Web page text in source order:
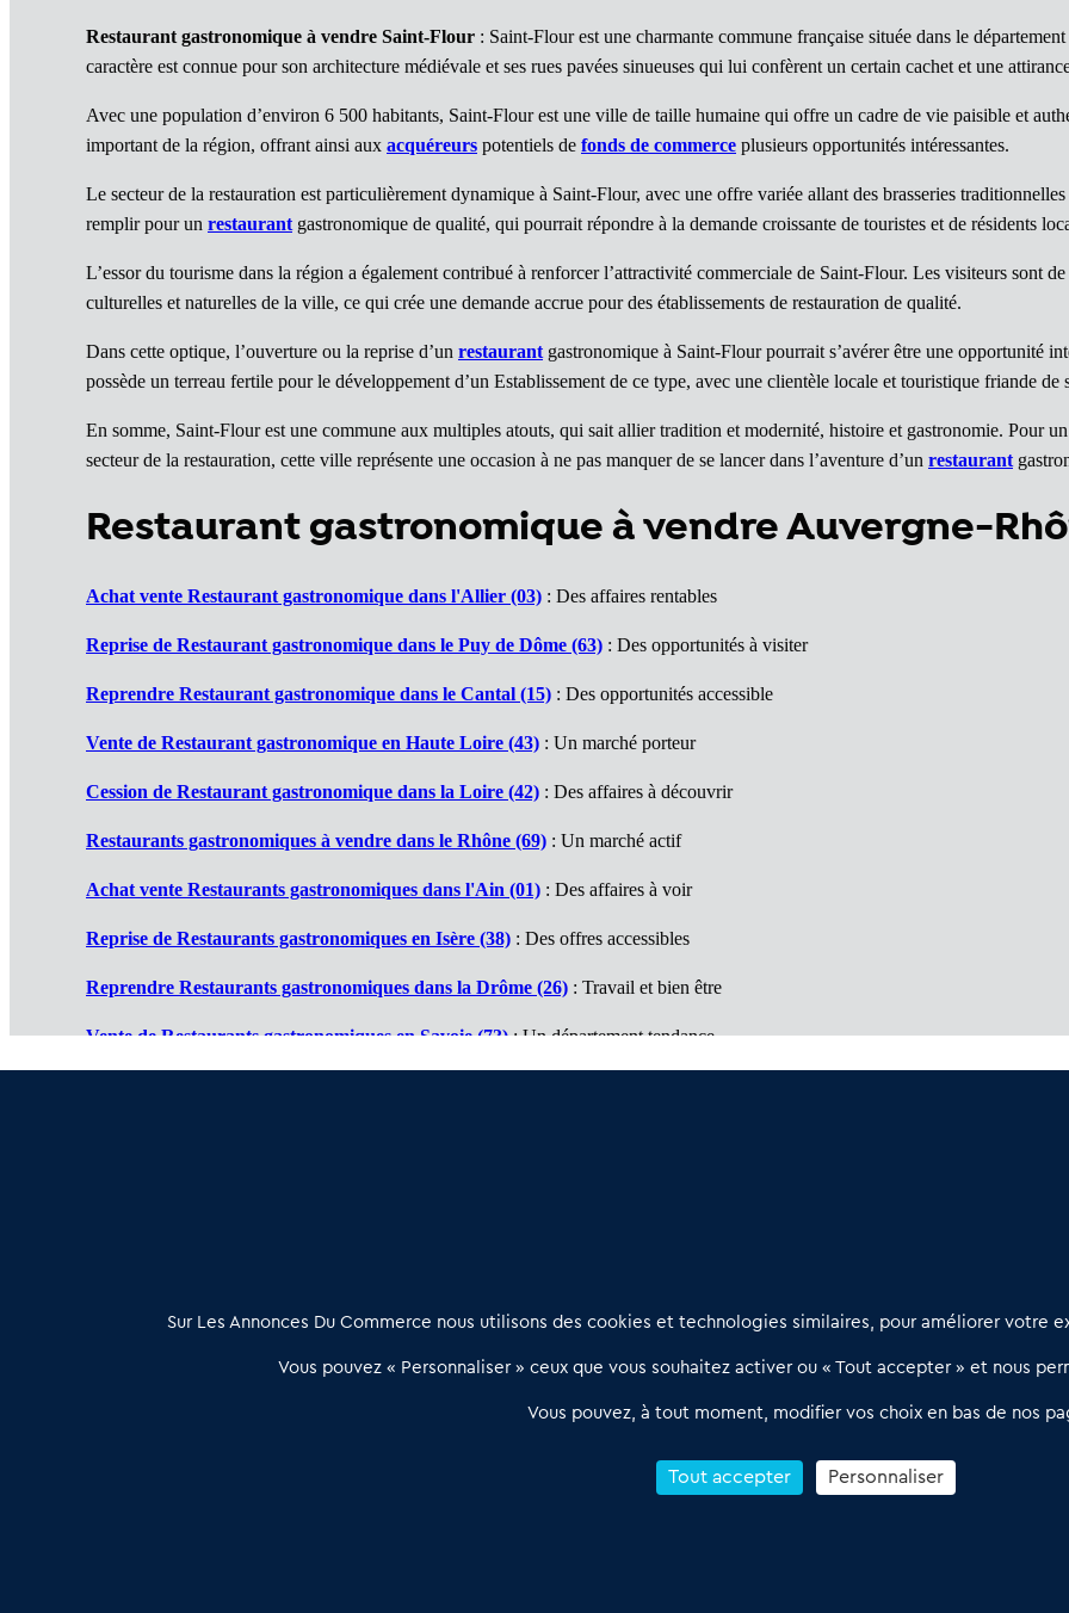
Restaurant gastronomique à vendre Saint-Flour : Saint-Flour est une charmante commune française située dans le
caractère est connue pour son architecture médiévale et ses rues pavées sinueuses qui lui confèrent un certain cachet et une
Avec une population d’environ 6 500 habitants, Saint-Flour est une ville de taille humaine qui offre un cadre de vie paisible et
important de la région, offrant ainsi aux acquéreurs potentiels de fonds de commerce plusieurs opportunités intéressantes.
Le secteur de la restauration est particulièrement dynamique à Saint-Flour, avec une offre variée allant des brasseries
remplir pour un restaurant gastronomique de qualité, qui pourrait répondre à la demande croissante de touristes et de résidents
L’essor du tourisme dans la région a également contribué à renforcer l’attractivité commerciale de Saint-Flour. Les visiteurs sont
culturelles et naturelles de la ville, ce qui crée une demande accrue pour des établissements de restauration de qualité.
Dans cette optique, l’ouverture ou la reprise d’un restaurant gastronomique à Saint-Flour pourrait s’avérer être une opportunité
possède un terreau fertile pour le développement d’un Establissement de ce type, avec une clientèle locale et touristique friande de
En somme, Saint-Flour est une commune aux multiples atouts, qui sait allier tradition et modernité, histoire et gastronomie. Pour un
secteur de la restauration, cette ville représente une occasion à ne pas manquer de se lancer dans l’aventure d’un restaurant
Restaurant gastronomique à vendre Auvergne-
Achat vente Restaurant gastronomique dans l'Allier (03) : Des affaires rentables
Reprise de Restaurant gastronomique dans le Puy de Dôme (63) : Des opportunités à visiter
Reprendre Restaurant gastronomique dans le Cantal (15) : Des opportunités accessible
Vente de Restaurant gastronomique en Haute Loire (43) : Un marché porteur
Cession de Restaurant gastronomique dans la Loire (42) : Des affaires à découvrir
Restaurants gastronomiques à vendre dans le Rhône (69) : Un marché actif
Achat vente Restaurants gastronomiques dans l'Ain (01) : Des affaires à voir
Reprise de Restaurants gastronomiques en Isère (38) : Des offres accessibles
Reprendre Restaurants gastronomiques dans la Drôme (26) : Travail et bien être
Vente de Restaurants gastronomiques en Savoie (73): Un département tendance
relation qualifiée conçu pour les acteurs de l’immobilier commercial
02 54 56 03 17
Contactez-nous
Notre solution
Offres Pro
Qui sommes nous ?
Sur Les Annonces Du Commerce nous utilisons des cookies et technologies similaires, pour améliorer votre
Vous pouvez « Personnaliser » ceux que vous souhaitez activer ou « Tout accepter » et nous
Vous pouvez, à tout moment, modifier vos choix en bas de nos
Tout accepter Personnaliser